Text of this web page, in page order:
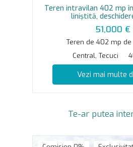
Teren intravilan 402 mp
liniștită,
51,000 €
Teren de 402 mp
Central, Tecuci
Vezi mai multe
Te-ar putea